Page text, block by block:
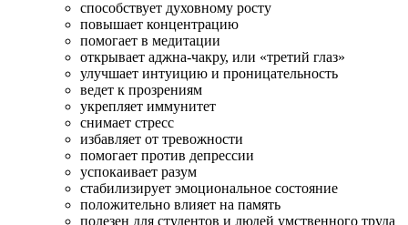
способствует духовному росту
повышает концентрацию
помогает в медитации
открывает аджна-чакру, или «третий глаз»
улучшает интуицию и проницательность
ведет к прозрениям
укрепляет иммунитет
снимает стресс
избавляет от тревожности
помогает против депрессии
успокаивает разум
стабилизирует эмоциональное состояние
положительно влияет на память
полезен для студентов и людей умственного труда